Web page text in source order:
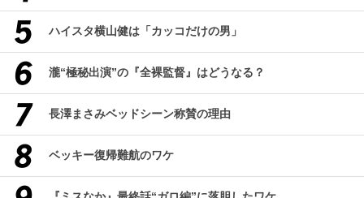
ハイスタ横山健は「カッコだけの男」
瀧“極秘出演”の『全裸監督』はどうなる？
長澤まさみベッドシーン称賛の理由
ベッキー復帰難航のワケ